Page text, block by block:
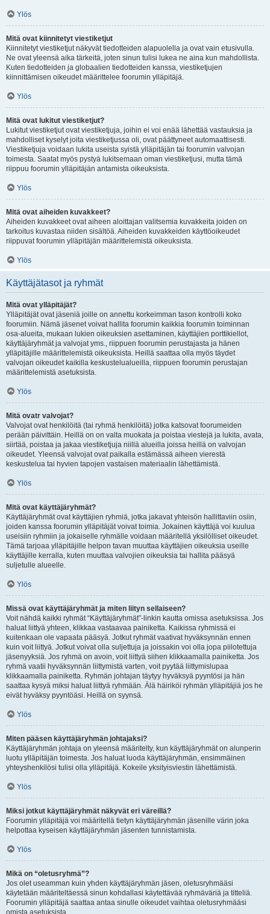
Ylös
Mitä ovat kiinnitetyt viestiketjut
Kiinnitetyt viestiketjut näkyvät tiedotteiden alapuolella ja ovat vain etusivulla.
Ne ovat yleensä aika tärkeitä, joten sinun tulisi lukea ne aina kun mahdollista.
Kuten tiedotteiden ja globaalien tiedotteiden kanssa, viestiketjujen
kiinnittämisen oikeudet määrittelee foorumin ylläpitäjä.
Ylös
Mitä ovat lukitut viestiketjut?
Lukitut viestiketjut ovat viestiketjuja, joihin ei voi enää lähettää vastauksia ja
mahdolliset kyselyt joita viestiketjussa oli, ovat päättyneet automaattisesti.
Viestiketjuja voidaan lukita useista syistä ylläpitäjän tai foorumin valvojan
toimesta. Saatat myös pystyä lukitsemaan oman viestiketjusi, mutta tämä
riippuu foorumin ylläpitäjän antamista oikeuksista.
Ylös
Mitä ovat aiheiden kuvakkeet?
Aiheiden kuvakkeet ovat aiheen aloittajan valitsemia kuvakkeita joiden on
tarkoitus kuvastaa niiden sisältöä. Aiheiden kuvakkeiden käyttöoikeudet
riippuvat foorumin ylläpitäjän määrittelemistä oikeuksista.
Ylös
Käyttäjätasot ja ryhmät
Mitä ovat ylläpitäjät?
Ylläpitäjät ovat jäseniä joille on annettu korkeimman tason kontrolli koko
foorumiin. Nämä jäsenet voivat hallita foorumin kaikkia foorumin toiminnan
osa-alueita, mukaan lukien oikeuksien asettaminen, käyttäjien porttikiellot,
käyttäjäryhmät ja valvojat yms., riippuen foorumin perustajasta ja hänen
ylläpitäjille määrittelemistä oikeuksista. Heillä saattaa olla myös täydet
valvojan oikeudet kaikilla keskustelualueilla, riippuen foorumin perustajan
määrittelemistä asetuksista.
Ylös
Mitä ovatr valvojat?
Valvojat ovat henkilöitä (tai ryhmä henkilöitä) jotka katsovat foorumeiden
perään päivittäin. Heillä on on valta muokata ja poistaa viestejä ja lukita, avata,
siirtää, poistaa ja jakaa viestiketjuja niillä alueilla joissa heillä on valvojan
oikeudet. Yleensä valvojat ovat paikalla estämässä aiheen vierestä
keskustelua tai hyvien tapojen vastaisen materiaalin lähettämistä.
Ylös
Mitä ovat käyttäjäryhmät?
Käyttäjäryhmät ovat käyttäjien ryhmiä, jotka jakavat yhteisön hallittaviin osiin,
joiden kanssa foorumin ylläpitäjät voivat toimia. Jokainen käyttäjä voi kuulua
useisiin ryhmiin ja jokaiselle ryhmälle voidaan määritellä yksilölliset oikeudet.
Tämä tarjoaa ylläpitäjille helpon tavan muuttaa käyttäjien oikeuksia useille
käyttäjille kerralla, kuten muuttaa valvojien oikeuksia tai hallita pääsyä
suljetulle alueelle.
Ylös
Missä ovat käyttäjäryhmät ja miten liityn sellaiseen?
Voit nähdä kaikki ryhmät “Käyttäjäryhmät”-linkin kautta omissa asetuksissa. Jos
haluat liittyä yhteen, klikkaa vastaavaa painiketta. Kaikissa ryhmissä ei
kuitenkaan ole vapaata pääsyä. Jotkut ryhmät vaativat hyväksynnän ennen
kuin voit liittyä. Jotkut voivat olla suljettuja ja joissakin voi olla jopa piilotettuja
jäsenyyksiä. Jos ryhmä on avoin, voit liittyä siihen klikkaamalla painiketta. Jos
ryhmä vaatii hyväksynnän liittymistä varten, voit pyytää liittymislupaa
klikkaamalla painiketta. Ryhmän johtajan täytyy hyväksyä pyyntösi ja hän
saattaa kysyä miksi haluat liittyä ryhmään. Älä häiriköi ryhmän ylläpitäjiä jos he
eivät hyväksy pyyntöäsi. Heillä on syynsä.
Ylös
Miten pääsen käyttäjäryhmän johtajaksi?
Käyttäjäryhmän johtaja on yleensä määritelty, kun käyttäjäryhmät on alunperin
luotu ylläpitäjän toimesta. Jos haluat luoda käyttäjäryhmän, ensimmäinen
yhteyshenkilösi tulisi olla ylläpitäjä. Kokeile yksityisviestin lähettämistä.
Ylös
Miksi jotkut käyttäjäryhmät näkyvät eri väreillä?
Foorumin ylläpitäjä voi määritellä tietyn käyttäjäryhmän jäsenille värin joka
helpottaa kyseisen käyttäjäryhmän jäsenten tunnistamista.
Ylös
Mikä on “oletusryhmä”?
Jos olet useamman kuin yhden käyttäjäryhmän jäsen, oletusryhmääsi
käytetään määriteltäessä sinun kohdallasi käytettävää ryhmäväriä ja titteliä.
Foorumin ylläpitäjä saattaa antaa sinulle oikeudet vaihtaa oletusryhmääsi
omista asetuksista.